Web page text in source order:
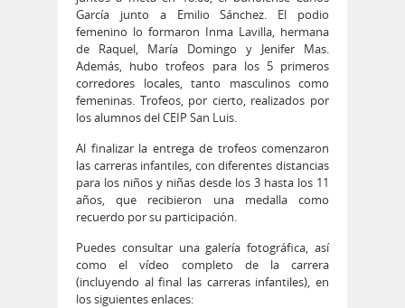
García junto a Emilio Sánchez. El podio
femenino lo formaron Inma Lavilla, hermana
de Raquel, María Domingo y Jenifer Mas.
Además, hubo trofeos para los 5 primeros
corredores locales, tanto masculinos como
femeninas. Trofeos, por cierto, realizados por
los alumnos del CEIP San Luis.
Al finalizar la entrega de trofeos comenzaron
las carreras infantiles, con diferentes distancias
para los niños y niñas desde los 3 hasta los 11
años, que recibieron una medalla como
recuerdo por su participación.
Puedes consultar una galería fotográfica, así
como el vídeo completo de la carrera
(incluyendo al final las carreras infantiles), en
los siguientes enlaces: